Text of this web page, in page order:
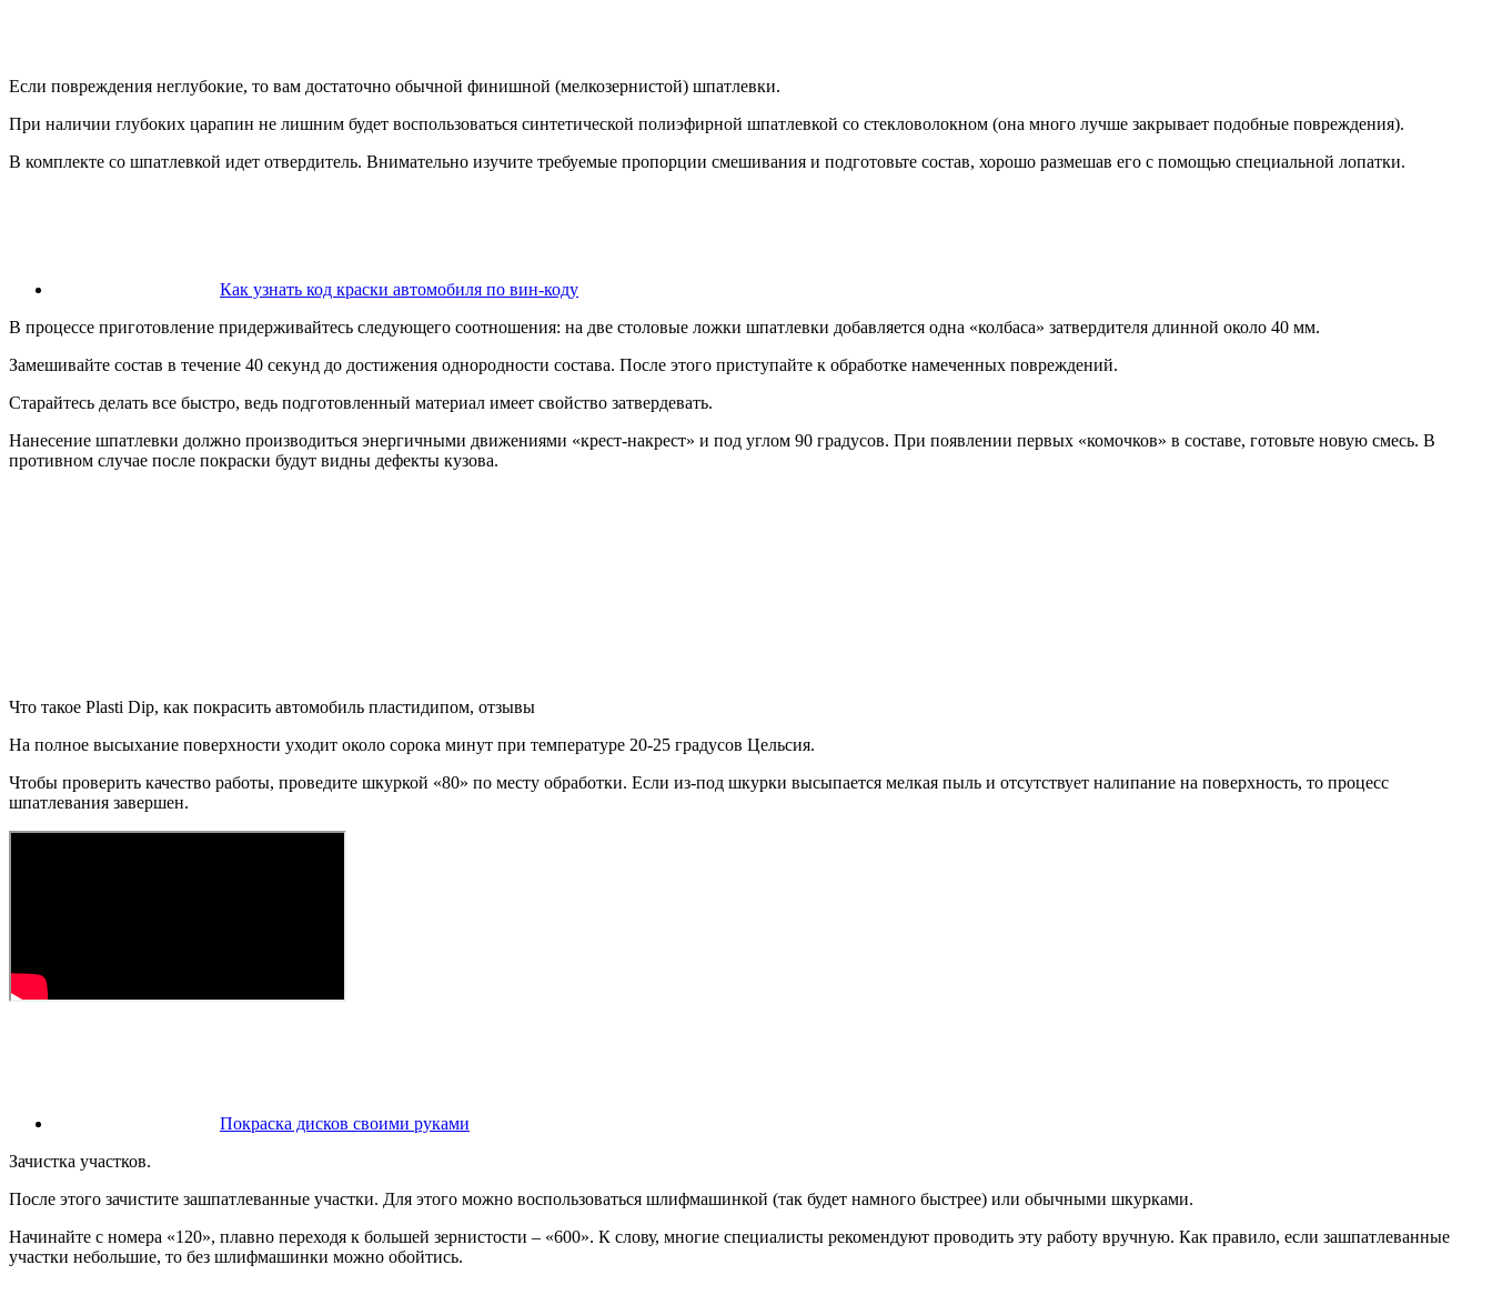
Если повреждения неглубокие, то вам достаточно обычной финишной (мелкозернистой) шпатлевки.
При наличии глубоких царапин не лишним будет воспользоваться синтетической полиэфирной шпатлевкой со стекловолокном (она много лучше закрывает подобные повреждения).
В комплекте со шпатлевкой идет отвердитель. Внимательно изучите требуемые пропорции смешивания и подготовьте состав, хорошо размешав его с помощью специальной лопатки.
Как узнать код краски автомобиля по вин-коду
В процессе приготовление придерживайтесь следующего соотношения: на две столовые ложки шпатлевки добавляется одна «колбаса» затвердителя длинной около 40 мм.
Замешивайте состав в течение 40 секунд до достижения однородности состава. После этого приступайте к обработке намеченных повреждений.
Старайтесь делать все быстро, ведь подготовленный материал имеет свойство затвердевать.
Нанесение шпатлевки должно производиться энергичными движениями «крест-накрест» и под углом 90 градусов. При появлении первых «комочков» в составе, готовьте новую смесь. В
противном случае после покраски будут видны дефекты кузова.
Что такое Plasti Dip, как покрасить автомобиль пластидипом, отзывы
На полное высыхание поверхности уходит около сорока минут при температуре 20-25 градусов Цельсия.
Чтобы проверить качество работы, проведите шкуркой «80» по месту обработки. Если из-под шкурки высыпается мелкая пыль и отсутствует налипание на поверхность, то процесс
шпатлевания завершен.
Покраска дисков своими руками
Зачистка участков.
После этого зачистите зашпатлеванные участки. Для этого можно воспользоваться шлифмашинкой (так будет намного быстрее) или обычными шкурками.
Начинайте с номера «120», плавно переходя к большей зернистости – «600». К слову, многие специалисты рекомендуют проводить эту работу вручную. Как правило, если зашпатлеванные
участки небольшие, то без шлифмашинки можно обойтись.